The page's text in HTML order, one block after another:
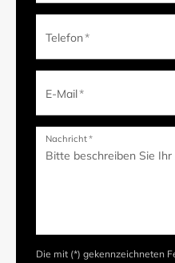
Telefon*
E-Mail*
Nachricht*
Die mit (*) gekennzeichneten